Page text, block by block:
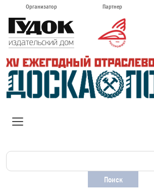
Организатор Партнер